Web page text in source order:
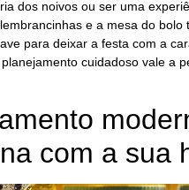
dos noivos ou ser uma
e a mesa do bolo
para deixar a festa com a
cuidadoso vale a
com a sua